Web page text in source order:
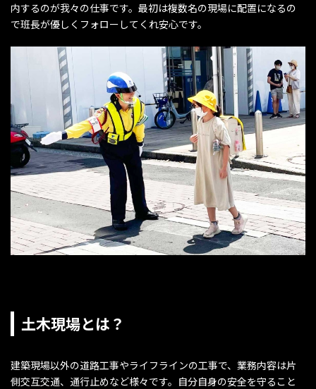
内するのが我々の仕事です。最初は複数名の現場に配置になるの
で班長が優しくフォローしてくれ安心です。
土木現場とは？
建築現場以外の道路工事やライフラインの工事で、業務内容は片
側交互交通、通行止めなど様々です。自分自身の安全を守ること